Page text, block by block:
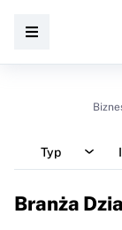
Typ
Branża